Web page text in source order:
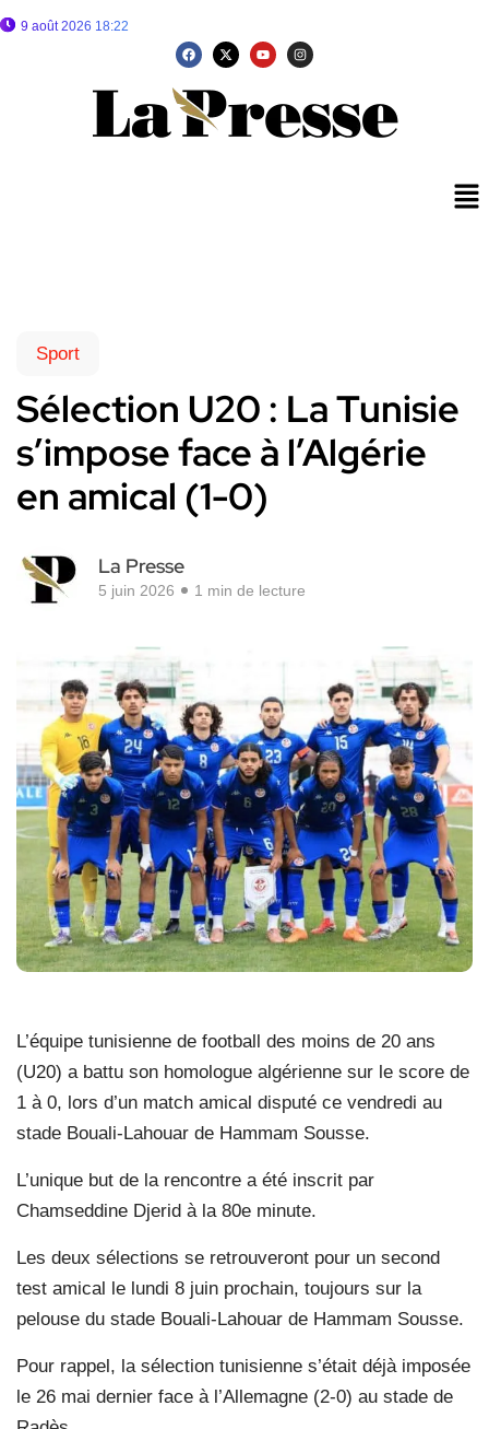
9 août 2026 18:22
Sport
Sélection U20 : La Tunisie
s’impose face à l’Algérie
en amical (1-0)
La Presse
5 juin 2026 1 min de lecture
L’équipe tunisienne de football des moins de 20 ans
(U20) a battu son homologue algérienne sur le score de
1 à 0, lors d’un match amical disputé ce vendredi au
stade Bouali-Lahouar de Hammam Sousse.
L’unique but de la rencontre a été inscrit par
Chamseddine Djerid à la 80e minute.
Les deux sélections se retrouveront pour un second
test amical le lundi 8 juin prochain, toujours sur la
pelouse du stade Bouali-Lahouar de Hammam Sousse.
Pour rappel, la sélection tunisienne s’était déjà imposée
le 26 mai dernier face à l’Allemagne (2-0) au stade de